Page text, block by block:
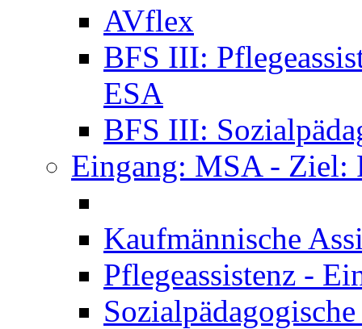
AVflex
BFS III:
ESA
BFS III:
Eingang: MSA - Ziel:
Kaufmännische
Pflegeassistenz -